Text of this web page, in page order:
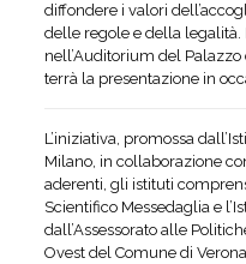
diffondere i valori
delle regole e della legalità.
nell’Auditorium del Palazzo
terrà la presentazione in
L’iniziativa, promossa
Milano, in collaborazione
aderenti, gli istituti
Scientifico Messedaglia e
dall’Assessorato alle
Ovest del Comune di